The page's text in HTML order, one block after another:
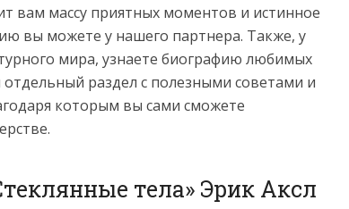
вам массу приятных моментов и истинное
вы можете у нашего партнера. Также, у
мира, узнаете биографию любимых
раздел с полезными советами и
которым вы сами сможете
тела» Эрик Аксл